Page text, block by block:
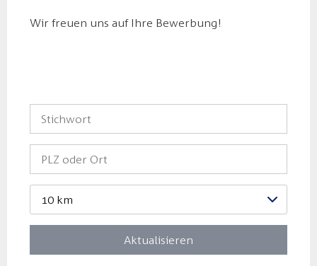
Wir freuen uns auf Ihre Bewerbung!
10 km
Aktualisieren